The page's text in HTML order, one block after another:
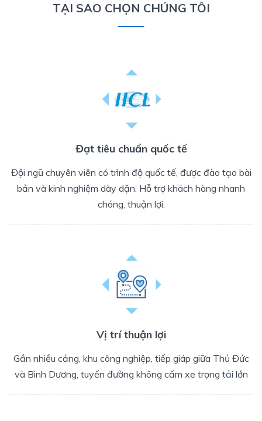
TẠI SAO CHỌN CHÚNG TÔI
Đạt tiêu chuẩn quốc tế
Đội ngũ chuyên viên có trình độ quốc tế, được đào tạo bài
bản và kinh nghiệm dày dặn. Hỗ trợ khách hàng nhanh
chóng, thuận lợi.
Vị trí thuận lợi
Gần nhiều cảng, khu công nghiệp, tiếp giáp giữa Thủ Đức
và Bình Dương, tuyến đường không cấm xe trọng tải lớn